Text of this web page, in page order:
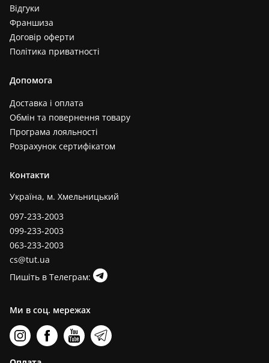
Відгуки
Франшиза
Договір оферти
Політика приватності
Допомога
Доставка і оплата
Обмін та повернення товару
Програма лояльності
Розрахунок сертифікатом
Контакти
Україна, м. Хмельницький
097-233-2003
099-233-2003
063-233-2003
cs@tut.ua
Пишіть в Телеграм:
Ми в соц. мережах